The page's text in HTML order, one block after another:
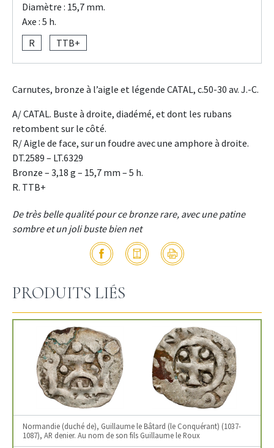
Diamètre : 15,7 mm.
Axe : 5 h.
R
TTB+
Carnutes, bronze à l’aigle et légende CATAL, c.50-30 av. J.-C.
A/ CATAL. Buste à droite, diadémé, et dont les rubans
retombent sur le côté.
R/ Aigle de face, sur un foudre avec une amphore à droite.
DT.2589 – LT.6329
Bronze – 3,18 g – 15,7 mm – 5 h.
R. TTB+
De très belle qualité pour ce bronze rare, avec une patine
sombre et un joli buste bien net
PRODUITS LIÉS
Normandie (duché de), Guillaume le Bâtard (le Conquérant) (1037-
1087), AR denier. Au nom de son fils Guillaume le Roux